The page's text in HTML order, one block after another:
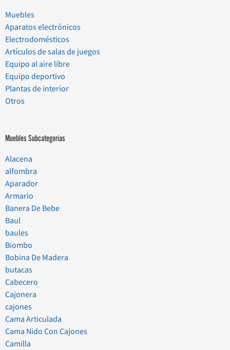
Muebles
Aparatos electrónicos
Electrodomésticos
Artículos de salas de juegos
Equipo al aire libre
Equipo deportivo
Plantas de interior
Otros
Muebles Subcategorías
Alacena
alfombra
Aparador
Armario
Banera De Bebe
Baul
baules
Biombo
Bobina De Madera
butacas
Cabecero
Cajonera
cajones
Cama Articulada
Cama Nido Con Cajones
Camilla